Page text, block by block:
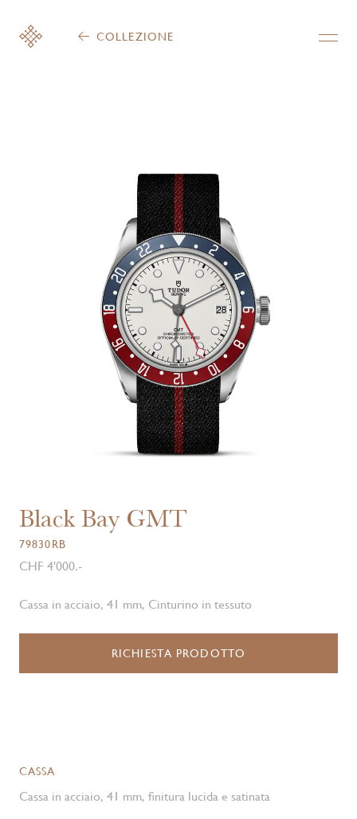
COLLEZIONE
Black Bay GMT
79830RB
CHF 4'000.-
Cassa in acciaio, 41 mm, Cinturino in tessuto
RICHIESTA PRODOTTO
CASSA
Cassa in acciaio, 41 mm, finitura lucida e satinata